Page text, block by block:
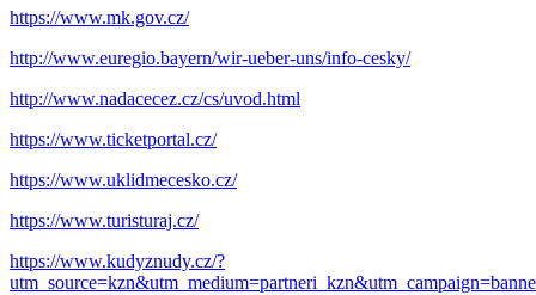
https://www.mk.gov.cz/
http://www.euregio.bayern/wir-ueber-uns/info-cesky/
http://www.nadacecez.cz/cs/uvod.html
https://www.ticketportal.cz/
https://www.uklidmecesko.cz/
https://www.turisturaj.cz/
https://www.kudyznudy.cz/?